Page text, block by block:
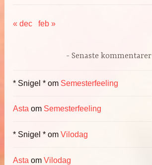
« dec feb »
Senaste kommentarer
* Snigel * om Semesterfeeling
Asta om Semesterfeeling
* Snigel * omVilodag
Asta omVilodag